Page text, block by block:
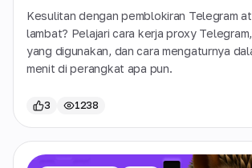
Terhubung, Aman, dan Tanpa Blokir
Kesulitan dengan pemblokiran Telegram
lambat? Pelajari cara kerja proxy
yang digunakan, dan cara mengaturnya
menit di perangkat apa pun.
3 1238